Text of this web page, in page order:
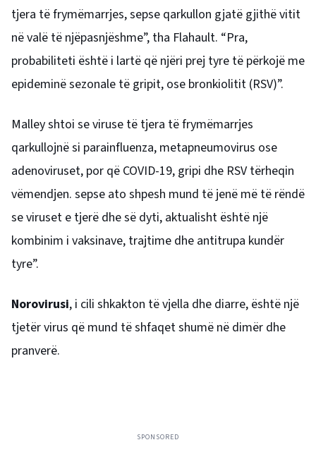
tjera të frymëmarrjes, sepse qarkullon gjatë gjithë vitit
në valë të njëpasnjëshme”, tha Flahault. “Pra,
probabiliteti është i lartë që njëri prej tyre të përkojë me
epideminë sezonale të gripit, ose bronkiolitit (RSV)”.
Malley shtoi se viruse të tjera të frymëmarrjes
qarkullojnë si parainfluenza, metapneumovirus ose
adenoviruset, por që COVID-19, gripi dhe RSV tërheqin
vëmendjen. sepse ato shpesh mund të jenë më të rëndë
se viruset e tjerë dhe së dyti, aktualisht është një
kombinim i vaksinave, trajtime dhe antitrupa kundër
tyre”.
Norovirusi, i cili shkakton të vjella dhe diarre, është një
tjetër virus që mund të shfaqet shumë në dimër dhe
pranverë.
SPONSORED